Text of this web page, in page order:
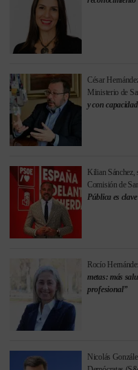
César
Ministerio de
y con
Kilian Sánchez,
Comisión de
Pública es
Rocío
metas: más
profesional”
Nicolás